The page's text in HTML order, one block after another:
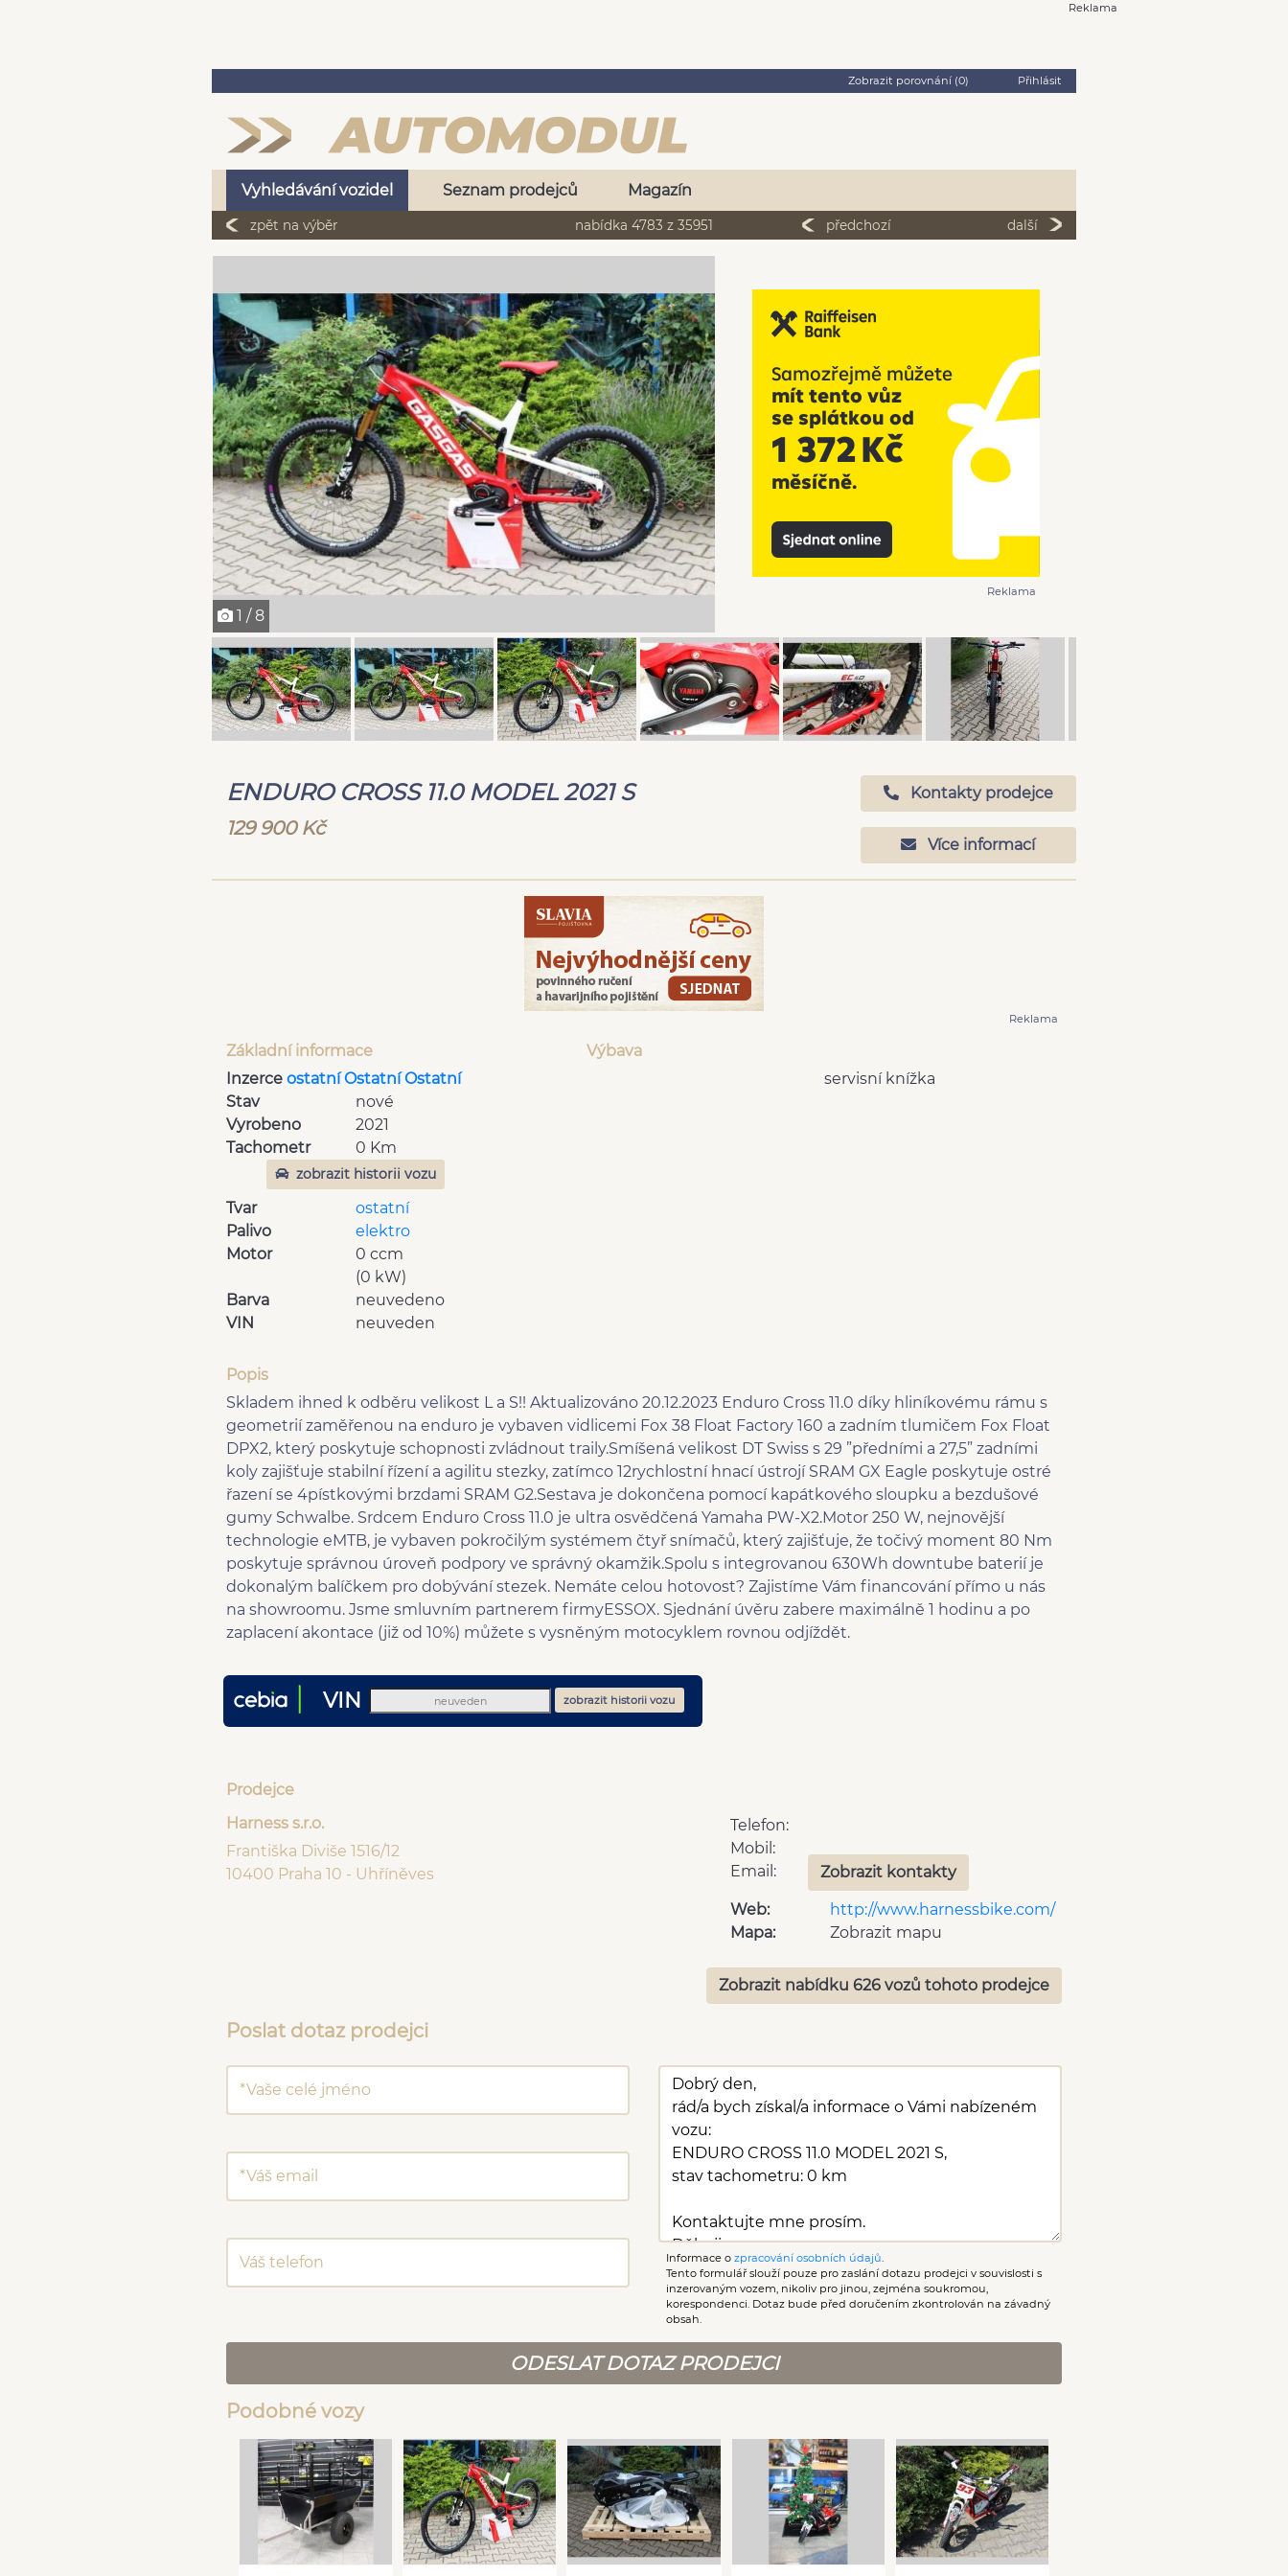
Reklama
Zobrazit porovnání (0) Přihlásit
Vyhledávání vozidel Seznam prodejců Magazín
zpět na výběr nabídka 4783 z 35951 předchozí další
1 / 8
Reklama
ENDURO CROSS 11.0 MODEL 2021 S
129 900 Kč
Kontakty prodejce
Více informací
Reklama
Základní informace
Inzerce ostatní Ostatní Ostatní
Stav
nové
Vyrobeno
2021
Tachometr
0 Km
zobrazit historii vozu
Tvar
ostatní
Palivo
elektro
Motor
0 ccm
(0 kW)
Barva
neuvedeno
VIN
neuveden
Výbava
servisní knížka
Popis
Skladem ihned k odběru velikost L a S!! Aktualizováno 20.12.2023 Enduro Cross 11.0 díky hliníkovému rámu s
geometrií zaměřenou na enduro je vybaven vidlicemi Fox 38 Float Factory 160 a zadním tlumičem Fox Float
DPX2, který poskytuje schopnosti zvládnout traily.Smíšená velikost DT Swiss s 29 ”předními a 27,5” zadními
koly zajišťuje stabilní řízení a agilitu stezky, zatímco 12rychlostní hnací ústrojí SRAM GX Eagle poskytuje ostré
řazení se 4pístkovými brzdami SRAM G2.Sestava je dokončena pomocí kapátkového sloupku a bezdušové
gumy Schwalbe. Srdcem Enduro Cross 11.0 je ultra osvědčená Yamaha PW-X2.Motor 250 W, nejnovější
technologie eMTB, je vybaven pokročilým systémem čtyř snímačů, který zajišťuje, že točivý moment 80 Nm
poskytuje správnou úroveň podpory ve správný okamžik.Spolu s integrovanou 630Wh downtube baterií je
dokonalým balíčkem pro dobývání stezek. Nemáte celou hotovost? Zajistíme Vám financování přímo u nás
na showroomu. Jsme smluvním partnerem firmyESSOX. Sjednání úvěru zabere maximálně 1 hodinu a po
zaplacení akontace (již od 10%) můžete s vysněným motocyklem rovnou odjíždět.
VIN zobrazit historii vozu
Prodejce
Harness s.r.o.
Františka Diviše 1516/12
10400 Praha 10 - Uhříněves
Telefon:
Mobil:
Email:
Zobrazit kontakty
Web:
http://www.harnessbike.com/
Mapa:
Zobrazit mapu
Zobrazit nabídku 626 vozů tohoto prodejce
Poslat dotaz prodejci
Informace o zpracování osobních údajů
Tento formulář slouží pouze pro zaslání dotazu prodejci v souvislosti s
inzerovaným vozem, nikoliv pro jinou, zejména soukromou,
korespondenci. Dotaz bude před doručením zkontrolován na závadný
obsah.
ODESLAT DOTAZ PRODEJCI
Podobné vozy